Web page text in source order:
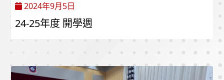
2024年9月5日
24-25年度 開學週